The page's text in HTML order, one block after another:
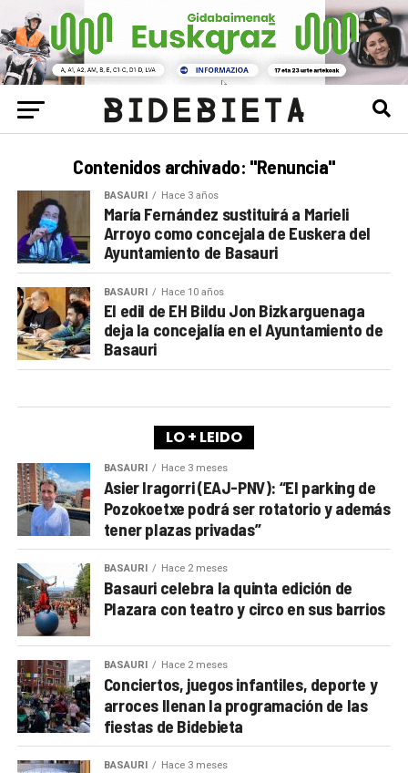
Contenidos archivado: "Renuncia"
BASAURI Hace 3 años
María Fernández sustituirá a Marieli
Arroyo como concejala de Euskera del
Ayuntamiento de Basauri
BASAURI Hace 10 años
El edil de EH Bildu Jon Bizkarguenaga
deja la concejalía en el Ayuntamiento de
Basauri
LO + LEIDO
BASAURI Hace 3 meses
Asier Iragorri (EAJ-PNV): “El parking de
Pozokoetxe podrá ser rotatorio y además
tener plazas privadas”
BASAURI Hace 2 meses
Basauri celebra la quinta edición de
Plazara con teatro y circo en sus barrios
BASAURI Hace 2 meses
Conciertos, juegos infantiles, deporte y
arroces llenan la programación de las
fiestas de Bidebieta
BASAURI Hace 3 meses